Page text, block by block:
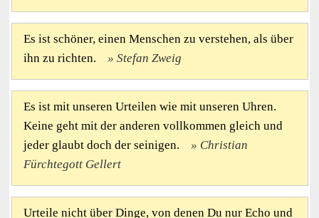
Es ist schöner, einen Menschen zu verstehen, als über
ihn zu richten.
Stefan Zweig
Es ist mit unseren Urteilen wie mit unseren Uhren.
Keine geht mit der anderen vollkommen gleich und
jeder glaubt doch der seinigen.
Christian
Fürchtegott Gellert
Urteile nicht über Dinge, von denen Du nur Echo und